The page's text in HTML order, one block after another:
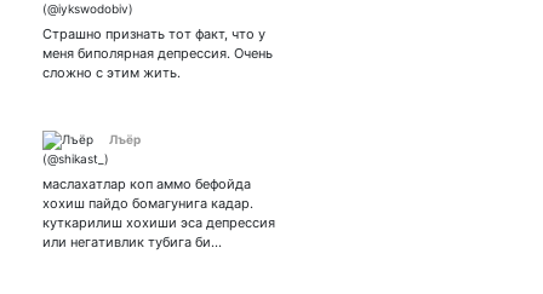
Страшно признать тот факт, что у
меня биполярная депрессия. Очень
сложно с этим жить.
Лъёр
маслахатлар коп аммо бефойда
хохиш пайдо бомагунига кадар.
куткарилиш хохиши эса депрессия
или негативлик тубига би…